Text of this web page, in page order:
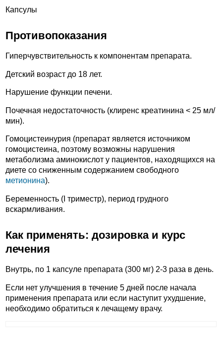
Капсулы
Противопоказания
Гиперчувствительность к компонентам препарата.
Детский возраст до 18 лет.
Нарушение функции печени.
Почечная недостаточность (клиренс креатинина < 25 мл/
мин).
Гомоцистеинурия (препарат является источником
гомоцистеина, поэтому возможны нарушения
метаболизма аминокислот у пациентов, находящихся на
диете со сниженным содержанием свободного
метионина).
Беременность (I триместр), период грудного
вскармливания.
Как применять: дозировка и курс
лечения
Внутрь, по 1 капсуле препарата (300 мг) 2-3 раза в день.
Если нет улучшения в течение 5 дней после начала
применения препарата или если наступит ухудшение,
необходимо обратиться к лечащему врачу.